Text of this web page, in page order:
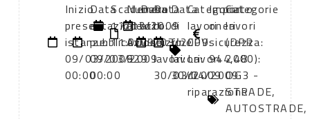
Inizio
presentazione
istanze:
09/03/2009
00:00
Data
di
pubblicazione:
09/03/2009
00:00
Scadenza:
17/03/2009
11:00
Numero
atto:
Avviso
629
Data
atto:
09/03/2009
Data
di
inizio
lavori:
30/03/2009
Data
di
fine
lavori:
30/04/2009
Categoria
lavori
CPV:
Lavori
di
riparazione
Importo
oneri
sicurezza:
944,48
Categorie
lavori
(DPR
2000):
OG3 -
STRADE,
AUTOSTRADE,